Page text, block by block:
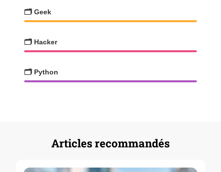
🗂️ Geek
🗂️ Hacker
🗂️ Python
Articles recommandés